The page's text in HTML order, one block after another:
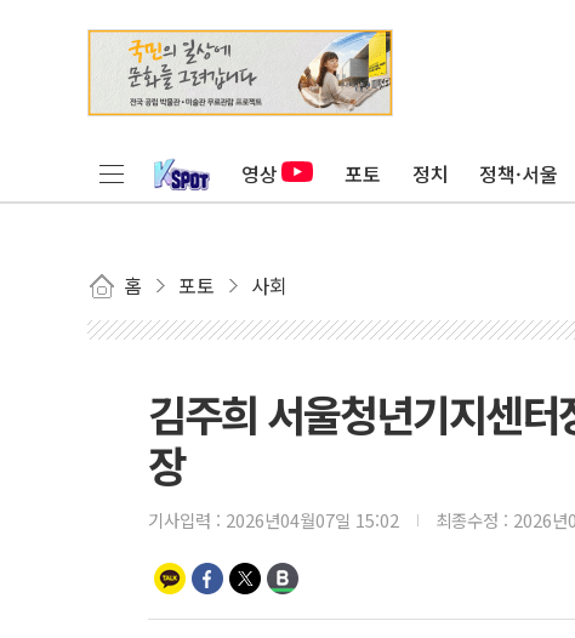
영상 포토 정치 정책·서울
홈 포토 사회
김주희 서울청년기지센
장
기사입력 : 2026년04월07일 15:02 최종수정 : 2026년